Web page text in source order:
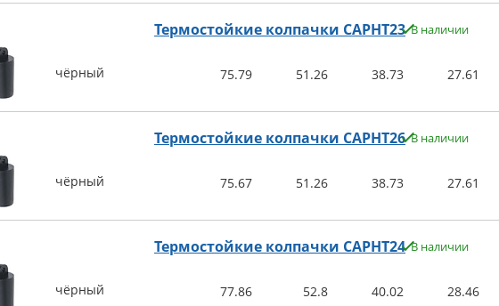
Термостойкие колпачки CAPHT23 В наличии
чёрный 75.79 51.26 38.73 27.61
Термостойкие колпачки CAPHT26 В наличии
чёрный 75.67 51.26 38.73 27.61
Термостойкие колпачки CAPHT24 В наличии
чёрный 77.86 52.8 40.02 28.46